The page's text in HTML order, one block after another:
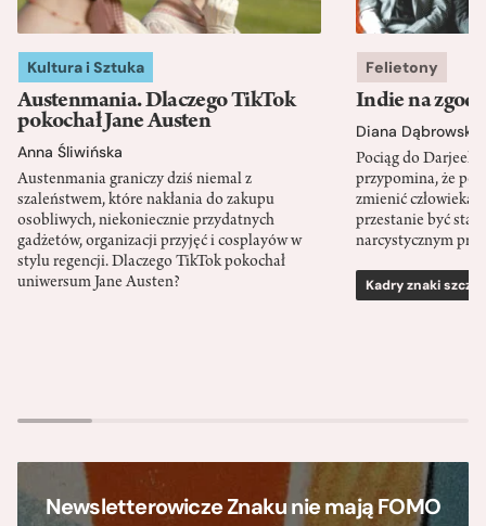
Kultura i Sztuka
Austenmania. Dlaczego TikTok
pokochał Jane Austen
Anna Śliwińska
Austenmania graniczy dziś niemal z
szaleństwem, które nakłania do zakupu
osobliwych, niekoniecznie przydatnych
gadżetów, organizacji przyjęć i cosplayów w
stylu regencji. Dlaczego TikTok pokochał
uniwersum Jane Austen?
Felietony
Indie na
Diana Dąbrowska
Pociąg do
przypomina, że
zmienić człowieka
przestanie być
narcystycznym
Kadry znaki
Newsletterowicze Znaku nie mają FOMO